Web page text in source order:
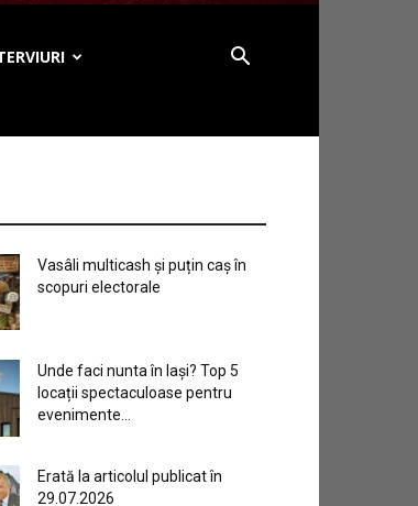
Vasâli multicash și puțin caș în
scopuri electorale
Unde faci nunta în Iași? Top 5
locații spectaculoase pentru
evenimente...
Erată la articolul publicat în
29.07.2026